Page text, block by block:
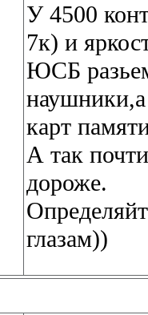
У 4500
7к) и
ЮСБ
наушники,а
карт
А так
дороже.
глазам))